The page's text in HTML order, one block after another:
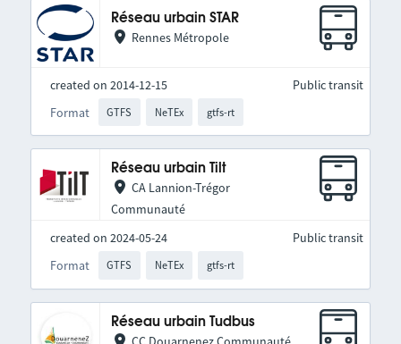
Réseau urbain STAR
Rennes Métropole
created on 2014-12-15
Format
GTFS NeTEx gtfs-rt
Public transit
Réseau urbain Tilt
CA Lannion-Trégor
Communauté
created on 2024-05-24
Format
GTFS NeTEx gtfs-rt
Public transit
Réseau urbain Tudbus